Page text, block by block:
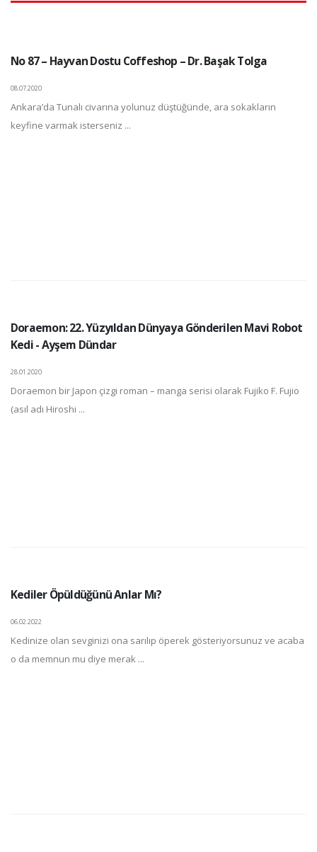
No 87 – Hayvan Dostu Coffeshop – Dr. Başak Tolga
08.07.2020
Ankara’da Tunalı civarına yolunuz düştüğünde, ara sokakların
keyfine varmak isterseniz ...
Doraemon: 22. Yüzyıldan Dünyaya Gönderilen Mavi Robot
Kedi - Ayşem Dündar
28.01.2020
Doraemon bir Japon çizgi roman – manga serisi olarak Fujiko F. Fujio
(asıl adı Hiroshi ...
Kediler Öpüldüğünü Anlar Mı?
06.02.2022
Kedinize olan sevginizi ona sarılıp öperek gösteriyorsunuz ve acaba
o da memnun mu diye merak ...